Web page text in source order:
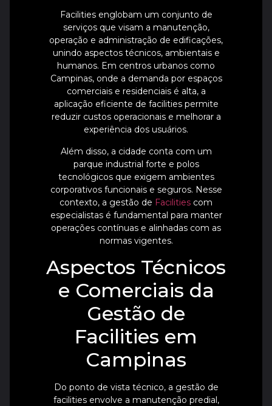
Facilities englobam um conjunto de
serviços que visam a manutenção,
operação e administração de edificações,
unindo aspectos técnicos, ambientais e
humanos. Em centros urbanos como
Campinas, onde a demanda por espaços
comerciais e residenciais é alta, a
aplicação eficiente de facilities permite
reduzir custos operacionais e melhorar a
experiência dos usuários.
Além disso, a cidade conta com um
parque industrial forte e polos
tecnológicos que exigem ambientes
corporativos funcionais e seguros. Nesse
contexto, a gestão de Facilities com
especialistas é fundamental para manter
operações contínuas e alinhadas com as
normas vigentes.
Aspectos Técnicos
e Comerciais da
Gestão de
Facilities em
Campinas
Do ponto de vista técnico, a gestão de
facilities envolve a manutenção predial,